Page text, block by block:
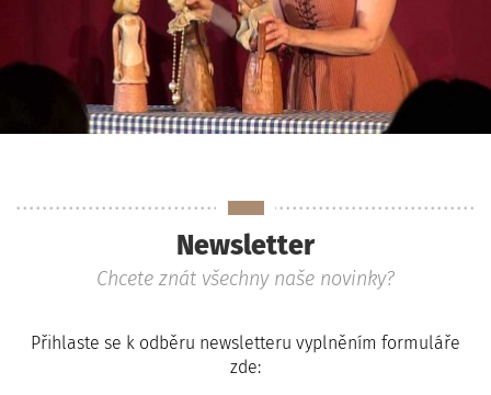
Newsletter
Chcete znát všechny naše novinky?
Přihlaste se k odběru newsletteru vyplněním formuláře
zde: